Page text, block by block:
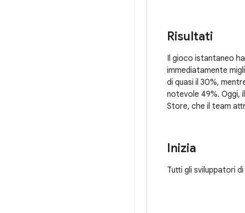
Risultati
Il gioco istantaneo
immediatamente
di quasi il 30%,
notevole 49%. Oggi,
Store, che il team
Inizia
Tutti gli sviluppatori